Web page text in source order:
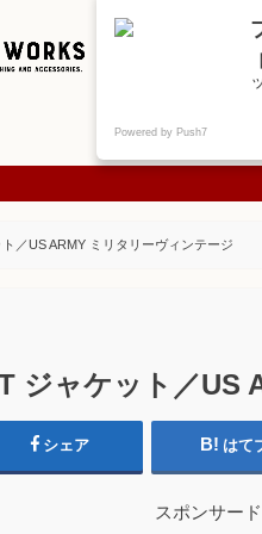
ご挨拶
／US ARMY ミリタリーヴィンテージ
ジャケット／US
シェア はて
スポンサー
Powered by Push7